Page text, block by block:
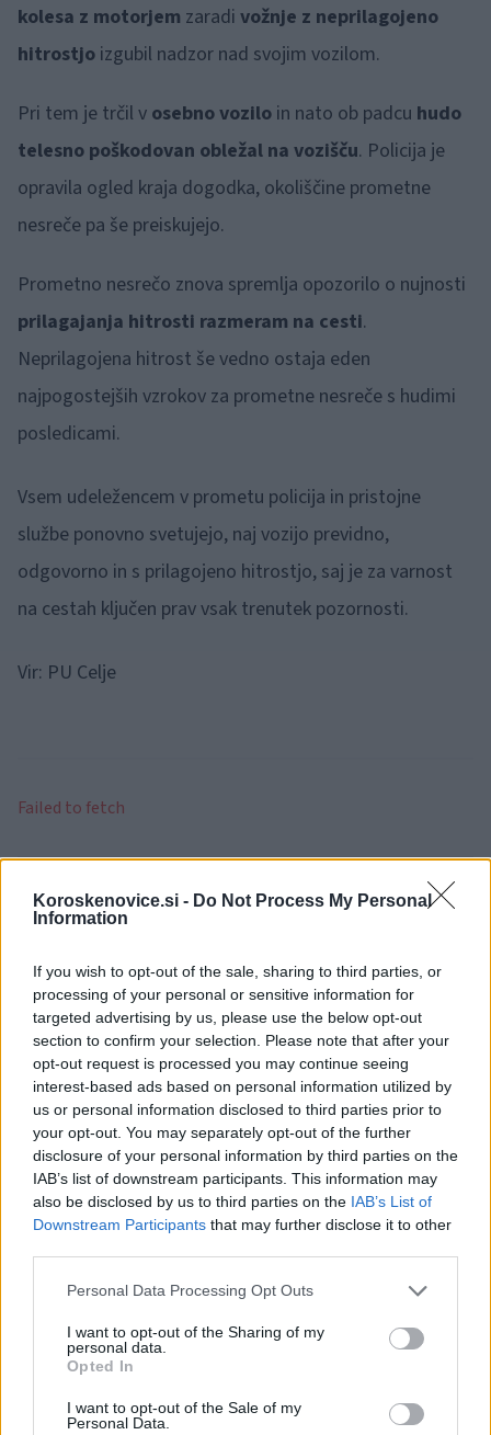
Koroskenovice.si - Do Not Process My Personal
Information
If you wish to opt-out of the sale, sharing to third parties, or
processing of your personal or sensitive information for
targeted advertising by us, please use the below opt-out
section to confirm your selection. Please note that after your
opt-out request is processed you may continue seeing
interest-based ads based on personal information utilized by
us or personal information disclosed to third parties prior to
your opt-out. You may separately opt-out of the further
disclosure of your personal information by third parties on the
IAB’s list of downstream participants. This information may
also be disclosed by us to third parties on the IAB’s List of
Downstream Participants that may further disclose it to other
Please note that this website/app uses one or more Google
not limited to your visit or usage behaviour. You may click to
grant or deny consent to Google and its third-party tags to
use your data for below specified purposes in below Google
consent section.
Personal Data Processing Opt Outs
I want to opt-out of the Sharing of my
personal data.
Opted In
I want to opt-out of the Sale of my
Personal Data.
kolesa z motorjem zaradi vožnje z neprilagojeno
hitrostjo izgubil nadzor nad svojim vozilom.
Pri tem je trčil v osebno vozilo in nato ob padcu hudo
telesno poškodovan obležal na vozišču. Policija je
opravila ogled kraja dogodka, okoliščine prometne
nesreče pa še preiskujejo.
Prometno nesrečo znova spremlja opozorilo o nujnosti
prilagajanja hitrosti razmeram na cesti.
Neprilagojena hitrost še vedno ostaja eden
najpogostejših vzrokov za prometne nesreče s hudimi
posledicami.
Vsem udeležencem v prometu policija in pristojne
službe ponovno svetujejo, naj vozijo previdno,
odgovorno in s prilagojeno hitrostjo, saj je za varnost
na cestah ključen prav vsak trenutek pozornosti.
Vir: PU Celje
Failed to fetch
Občine: Slovenj Gradec
Ključne besede: motorist policija
poškodbe
prometna nesreča
Več iz kraja Slovenj Gradec
Brezplačna osvežitev: Skočite v
bazen v Slovenj Gradcu in na
Ravnah
Pol stoletja glasbe na tromeji:
Graška Gora obeležuje 50.